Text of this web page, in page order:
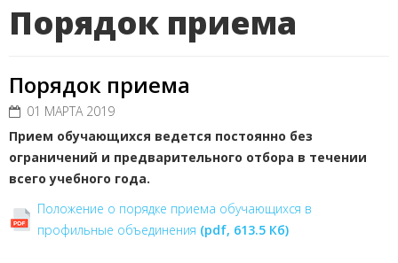
Порядок приема
Порядок приема
01 МАРТА 2019
Прием обучающихся ведется постоянно без
ограничений и предварительного отбора в течении
всего учебного года.
Положение о порядке приема обучающихся в
профильные объединения (pdf, 613.5 Кб)